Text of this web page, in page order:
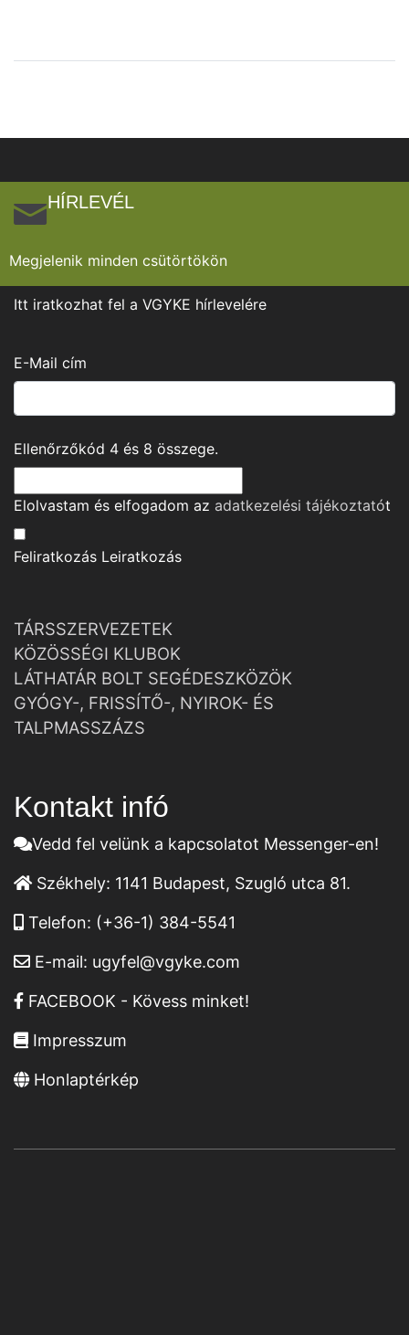
HÍRLEVÉL
Megjelenik minden csütörtökön
Itt iratkozhat fel a VGYKE hírlevelére
E-Mail cím
Ellenőrzőkód 4 és 8 összege.
Elolvastam és elfogadom az adatkezelési tájékoztatót
Feliratkozás Leiratkozás
TÁRSSZERVEZETEK
KÖZÖSSÉGI KLUBOK
LÁTHATÁR BOLT SEGÉDESZKÖZÖK
GYÓGY-, FRISSÍTŐ-, NYIROK- ÉS
TALPMASSZÁZS
Kontakt infó
Vedd fel velünk a kapcsolatot Messenger-en!
Székhely: 1141 Budapest, Szugló utca 81.
Telefon: (+36-1) 384-5541
E-mail: ugyfel@vgyke.com
FACEBOOK - Kövess minket!
Impresszum
Honlaptérkép